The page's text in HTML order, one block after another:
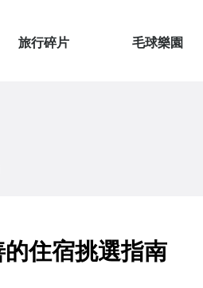
旅行碎片 毛球樂園
住宿挑選指南